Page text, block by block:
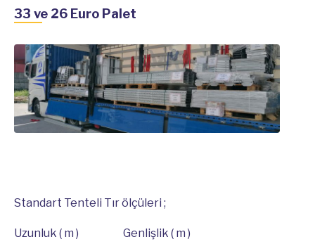
33 ve 26 Euro Palet
Standart Tenteli Tır ölçüleri ;
Uzunluk ( m ) Genlişlik ( m )